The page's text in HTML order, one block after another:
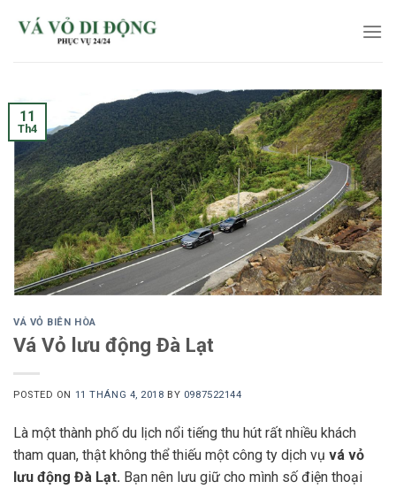
11
Th4
VÁ VỎ BIÊN HÒA
Vá Vỏ lưu động Đà Lạt
POSTED ON 11 THÁNG 4, 2018 BY 0987522144
Là một thành phố du lịch nổi tiếng thu hút rất nhiều khách
tham quan, thật không thể thiếu một công ty dịch vụ vá vỏ
lưu động Đà Lạt. Bạn nên lưu giữ cho mình số điện thoại